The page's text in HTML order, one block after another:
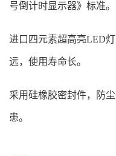
号倒计时显示器》标准。
进口四元素超高亮LED
远，使用寿命长。
采用硅橡胶密封件，防
患。